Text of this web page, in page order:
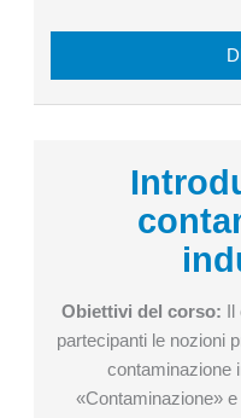
Obiettivi del corso:
partecipanti le nozioni
contaminazione
«Contaminazione»